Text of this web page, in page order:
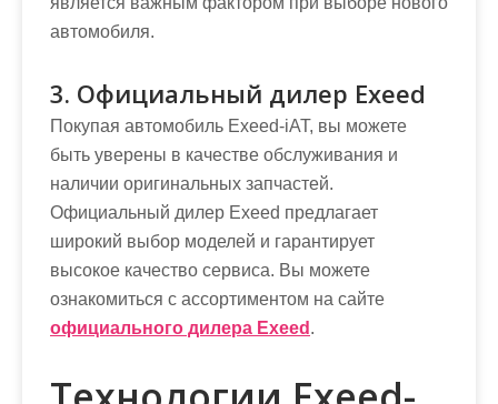
автомобиля.
3. Официальный дилер Exeed
Покупая автомобиль Exeed-iAT, вы можете
быть уверены в качестве обслуживания и
наличии оригинальных запчастей.
Официальный дилер Exeed предлагает
широкий выбор моделей и гарантирует
высокое качество сервиса. Вы можете
ознакомиться с ассортиментом на сайте
официального дилера Exeed .